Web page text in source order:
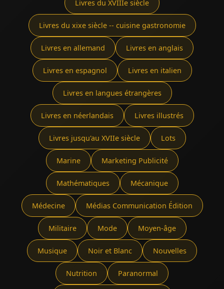
Livres du XVIIIe siècle
Livres du xixe siècle -- cuisine gastronomie
Livres en allemand Livres en anglais
Livres en espagnol Livres en italien
Livres en langues étrangères
Livres en néerlandais Livres illustrés
Livres jusqu'au XVIIe siècle Lots
Marine Marketing Publicité
Mathématiques Mécanique
Médecine Médias Communication Édition
Militaire Mode Moyen-âge
Musique Noir et Blanc Nouvelles
Nutrition Paranormal